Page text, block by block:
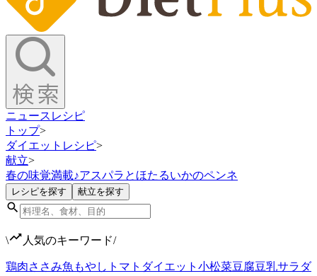
ニュース レシピ
トップ>
ダイエットレシピ>
献立>
春の味覚満載♪アスパラとほたるいかのペンネ
レシピを探す 献立を探す
\ 人気のキーワード/
鶏肉ささみ魚 もやし トマト ダイエット 小松菜豆腐豆乳サラダ